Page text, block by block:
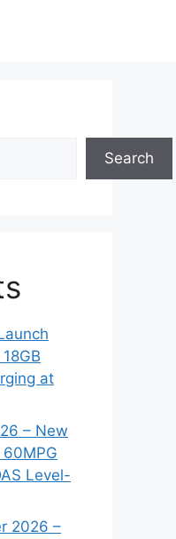
Search
at
– New
Level-
2026 –